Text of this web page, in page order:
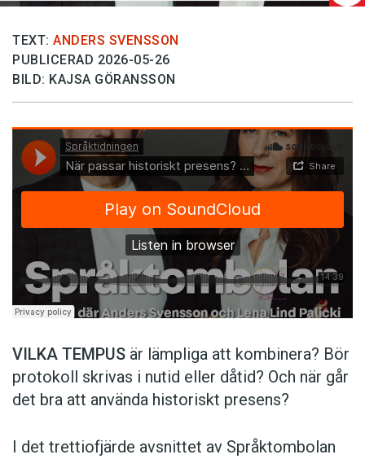
TEXT: ANDERS SVENSSON
PUBLICERAD 2026-05-26
BILD: KAJSA GÖRANSSON
VILKA TEMPUS är lämpliga att kombinera? Bör
protokoll skrivas i nutid eller dåtid? Och när går
det bra att använda historiskt presens?
I det trettiofjärde avsnittet av Språktombolan